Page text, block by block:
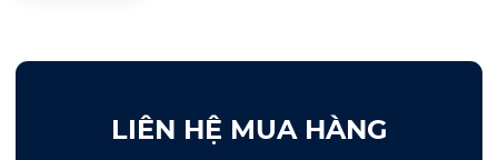
LIÊN HỆ MUA HÀNG